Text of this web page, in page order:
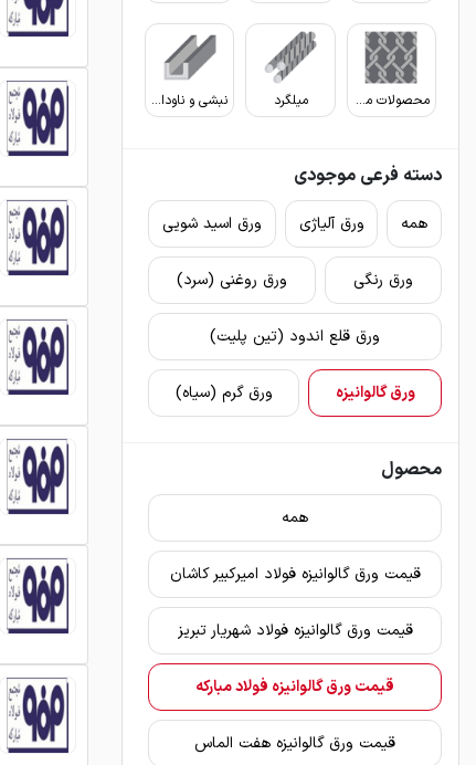
محصولات مفتولی میلگرد نبشی و ناودانی
دسته فرعی موجودی
همه ورق آلیاژی ورق اسید شویی
ورق رنگی ورق روغنی (سرد)
ورق قلع اندود (تین پلیت)
ورق گالوانیزه ورق گرم (سیاه)
محصول
همه
قیمت ورق گالوانیزه فولاد امیرکبیر کاشان
قیمت ورق گالوانیزه فولاد شهریار تبریز
قیمت ورق گالوانیزه فولاد مبارکه
قیمت ورق گالوانیزه هفت الماس